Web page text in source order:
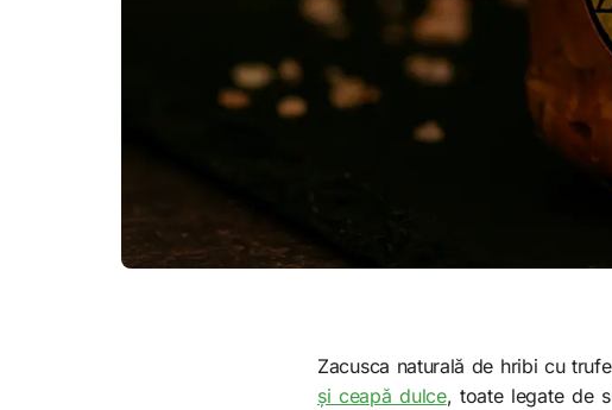
Zacusca naturală de hribi cu
și ceapă dulce, toate legate de